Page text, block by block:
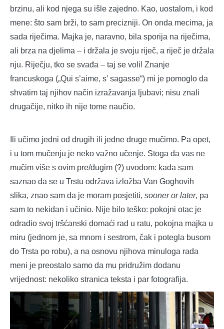
brzinu, ali kod njega su išle zajedno. Kao, uostalom, i kod
mene: što sam brži, to sam precizniji. On onda mecima, ja
sada riječima. Majka je, naravno, bila sporija na riječima,
ali brza na djelima – i držala je svoju riječ, a riječ je držala
nju. Riječju, tko se svađa – taj se voli! Znanje
francuskoga („Qui s’aime, s’ sagasse“) mi je pomoglo da
shvatim taj njihov način izražavanja ljubavi; nisu znali
drugačije, nitko ih nije tome naučio.
Ili učimo jedni od drugih ili jedne druge mučimo. Pa opet,
i u tom mučenju je neko važno učenje. Stoga da vas ne
mučim više s ovim pre/dugim (?) uvodom: kada sam
saznao da se u Trstu održava izložba Van Goghovih
slika, znao sam da je moram posjetiti, sooner or later, pa
sam to nekidan i učinio. Nije bilo teško: pokojni otac je
odradio svoj tršćanski domaći rad u ratu, pokojna majka u
miru (jednom je, sa mnom i sestrom, čak i potegla busom
do Trsta po robu), a na osnovu njihova minuloga rada
meni je preostalo samo da mu pridružim dodanu
vrijednost: nekoliko stranica teksta i par fotografija.